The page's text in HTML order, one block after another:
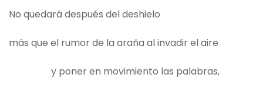
No quedará después del deshielo
más que el rumor de la araña al invadir el aire
y poner en movimiento las palabras,